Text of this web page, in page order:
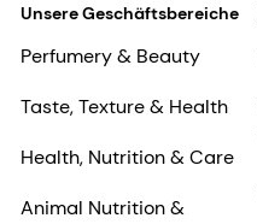
Unsere Geschäftsbereiche
Perfumery & Beauty
Taste, Texture & Health
Health, Nutrition & Care
Animal Nutrition &